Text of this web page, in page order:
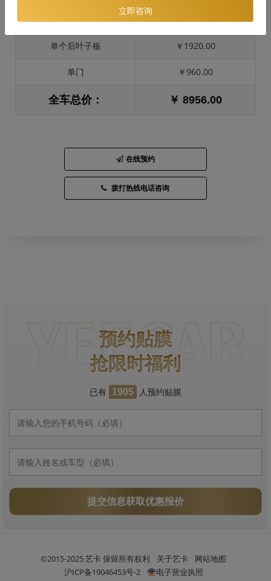
车顶 ￥1691.00
单个后叶子板 ￥1920.00
单门 ￥960.00
全车总价： ￥ 8956.00
在线预约
拨打热线电话咨询
预约贴膜
抢限时福利
已有 1905 人预约贴膜
提交信息获取优惠报价
©2015-2025 艺卡 保留所有权利 关于艺卡
网站地图
沪ICP备19046453号-2
电子营业执照
立即咨询